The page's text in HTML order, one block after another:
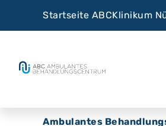
Startseite ABCKlinikum
Ambulantes